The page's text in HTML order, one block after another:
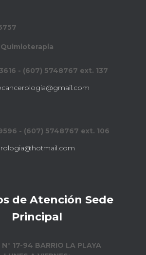
- (607) 5748767 ext. 137
- (607) 5748767 ext. 106
de Atención Sede
Principal
17-94 BARRIO LA PLAYA